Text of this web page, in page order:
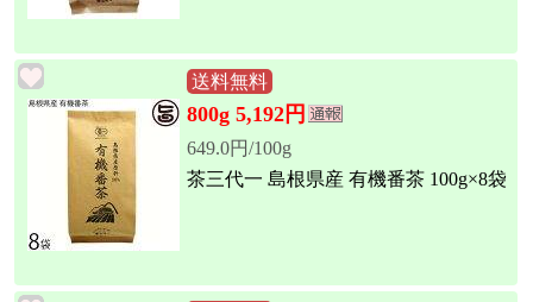
送料無料
800g 5,192円
649.0円/100g
茶三代一 島根県産 有機番茶 100g×8袋